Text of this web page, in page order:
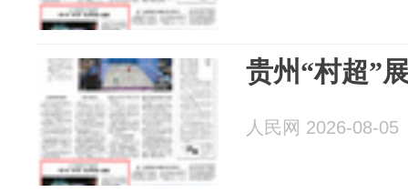
贵州“村超”
人民网 2026-08-05